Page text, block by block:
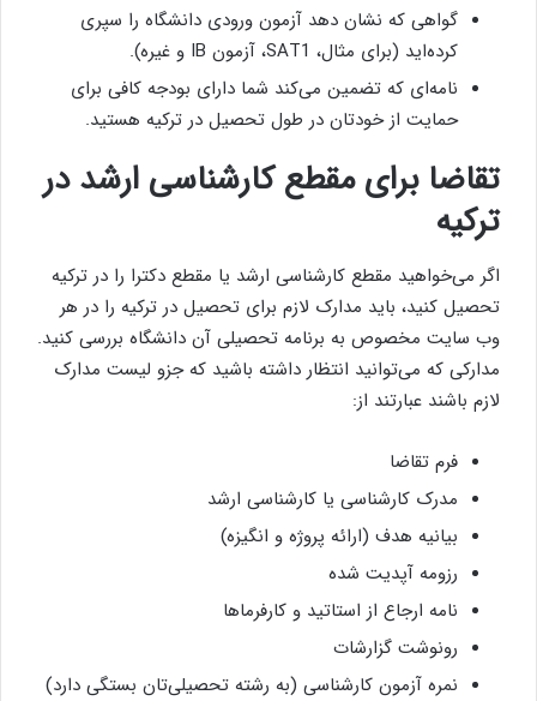
گواهی که نشان دهد آزمون ورودی دانشگاه را سپری
کرده‌اید (برای مثال، SAT1، آزمون IB و غیره).
نامه‌ای که تضمین می‌کند شما دارای بودجه کافی برای
حمایت از خودتان در طول تحصیل در ترکیه هستید.
تقاضا برای مقطع کارشناسی ارشد در
ترکیه
اگر می‌خواهید مقطع کارشناسی ارشد یا مقطع دکترا را در ترکیه
تحصیل کنید، باید مدارک لازم برای تحصیل در ترکیه را در هر
وب سایت مخصوص به برنامه تحصیلی آن دانشگاه بررسی کنید.
مدارکی که می‌توانید انتظار داشته باشید که جزو لیست مدارک
لازم باشند عبارتند از:
فرم تقاضا
مدرک کارشناسی یا کارشناسی ارشد
بیانیه هدف (ارائه پروژه و انگیزه)
رزومه آپدیت شده
نامه ارجاع از استاتید و کارفرماها
رونوشت گزارشات
نمره آزمون کارشناسی (به رشته تحصیلی‌تان بستگی دارد)